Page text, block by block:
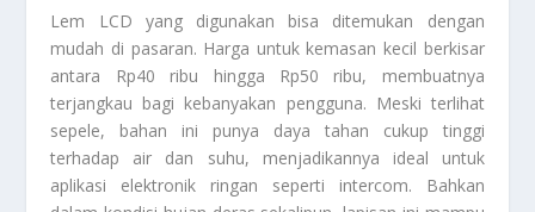
Lem LCD yang digunakan bisa ditemukan dengan
mudah di pasaran. Harga untuk kemasan kecil berkisar
antara Rp40 ribu hingga Rp50 ribu, membuatnya
terjangkau bagi kebanyakan pengguna. Meski terlihat
sepele, bahan ini punya daya tahan cukup tinggi
terhadap air dan suhu, menjadikannya ideal untuk
aplikasi elektronik ringan seperti intercom. Bahkan